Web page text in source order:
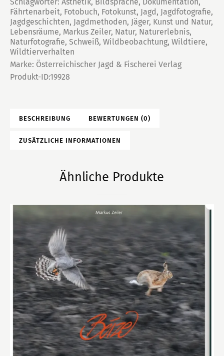
Schlagwörter: Ästhetik, Bildsprache, Dokumentation,
Fährtenarbeit, Fotobuch, Fotokunst, Jagd , Jagdfotografie,
Jagdgeschichten, Jagdmethoden, Jäger, Kunst und Natur,
Lebensräume, Markus Zeiler, Natur, Naturerlebnis,
Naturfotografie, Schweiß, Wildbeobachtung, Wildtiere,
Wildtierverhalten
Marke: Österreichischer Jagd & Fischerei Verlag
Produkt-ID:19928
BESCHREIBUNG BEWERTUNGEN (0)
ZUSÄTZLICHE INFORMATIONEN
Ähnliche Produkte